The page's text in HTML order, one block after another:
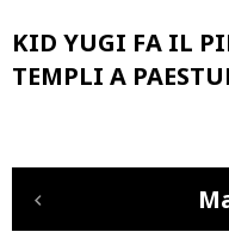
KID YUGI FA IL
TEMPLI A